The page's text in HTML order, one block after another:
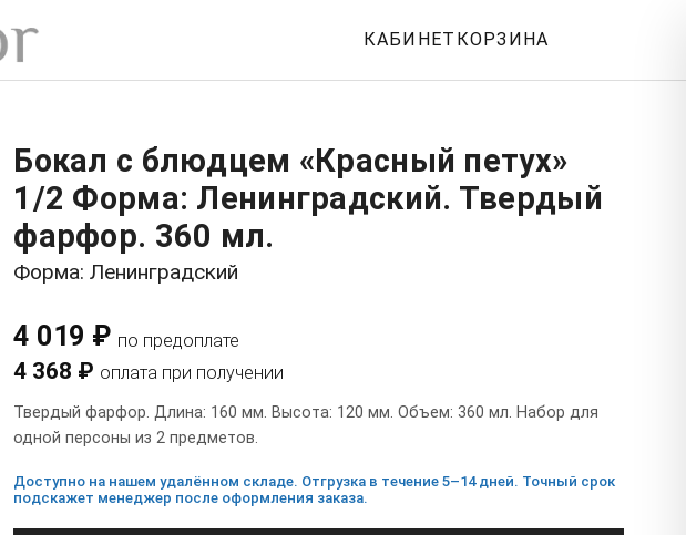
КАБИНЕТ КОРЗИНА
Бокал с блюдцем «Красный петух»
1/2 Форма: Ленинградский. Твердый
фарфор. 360 мл.
Форма: Ленинградский
4 019 ₽ по предоплате
4 368 ₽ оплата при получении
Твердый фарфор. Длина: 160 мм. Высота: 120 мм. Объем: 360 мл. Набор для
одной персоны из 2 предметов.
Доступно на нашем удалённом складе. Отгрузка в течение 5–14 дней. Точный срок
подскажет менеджер после оформления заказа.